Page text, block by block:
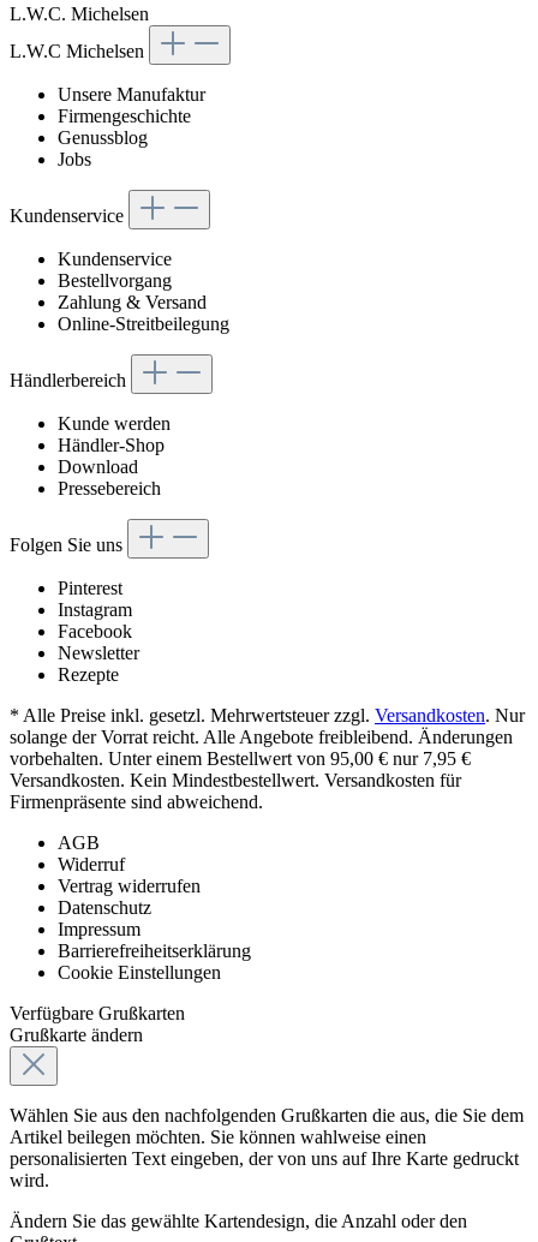
L.W.C. Michelsen
L.W.C Michelsen
Unsere Manufaktur
Firmengeschichte
Genussblog
Jobs
Kundenservice
Kundenservice
Bestellvorgang
Zahlung & Versand
Online-Streitbeilegung
Händlerbereich
Kunde werden
Händler-Shop
Download
Pressebereich
Folgen Sie uns
Pinterest
Instagram
Facebook
Newsletter
Rezepte
* Alle Preise inkl. gesetzl. Mehrwertsteuer zzgl. Versandkosten. Nur
solange der Vorrat reicht. Alle Angebote freibleibend. Änderungen
vorbehalten. Unter einem Bestellwert von 95,00 € nur 7,95 €
Versandkosten. Kein Mindestbestellwert. Versandkosten für
Firmenpräsente sind abweichend.
AGB
Widerruf
Vertrag widerrufen
Datenschutz
Impressum
Barrierefreiheitserklärung
Cookie Einstellungen
Verfügbare Grußkarten
Grußkarte ändern
Wählen Sie aus den nachfolgenden Grußkarten die aus, die Sie dem
Artikel beilegen möchten. Sie können wahlweise einen
personalisierten Text eingeben, der von uns auf Ihre Karte gedruckt
wird.
Ändern Sie das gewählte Kartendesign, die Anzahl oder den